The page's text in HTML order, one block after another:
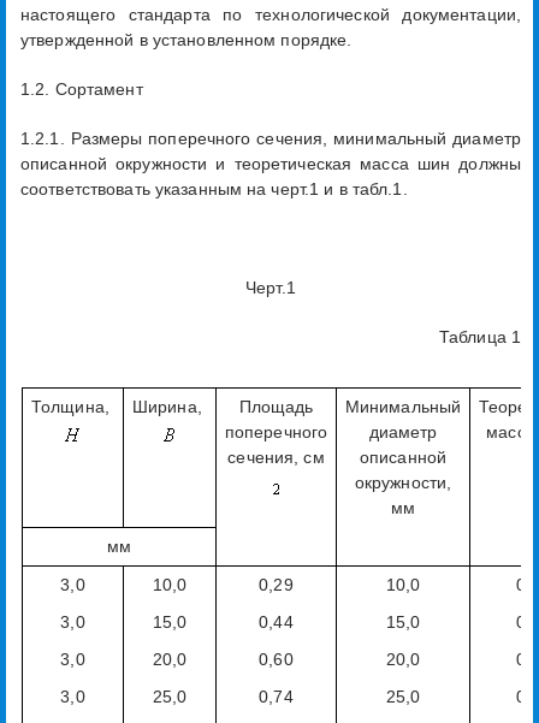
настоящего стандарта по технологической документации,
утвержденной в установленном порядке.
1.2. Сортамент
1.2.1. Размеры поперечного сечения, минимальный диаметр
описанной окружности и теоретическая масса шин должны
соответствовать указанным на черт.1 и в табл.1.
Черт.1
Таблица 1
Толщина, Ширина,
Площадь
поперечного
сечения, см
Минимальный
диаметр
описанной
окружности,
мм
масса
мм
3,0
10,0 0,29 10,0
3,0
15,0 0,44 15,0
3,0
20,0 0,60 20,0
3,0
25,0 0,74 25,0